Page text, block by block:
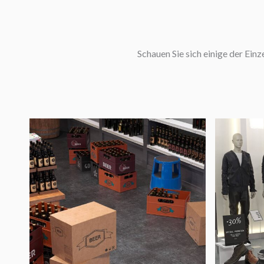
Schauen Sie sich einige der